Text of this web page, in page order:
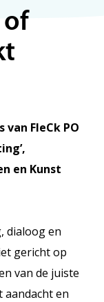
of
FleCk PO
en Kunst
dialoog en
gericht op
van de juiste
aandacht en